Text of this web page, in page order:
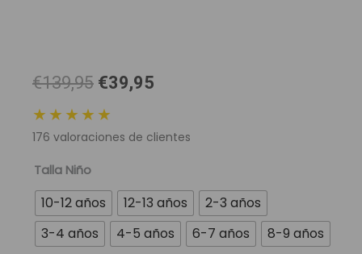
€139,95 El
original
era:
€39,95
es:
★★★★★
176 valoraciones de clientes
Talla Niño
10-12 años 12-13 años
2-3 años
3-4 años
4-5 años 6-7 años 8-9 años
Conjunto
Niño
Clube
de
Regatas